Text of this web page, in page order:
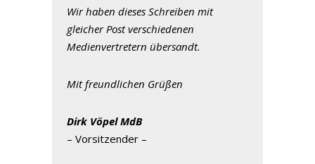
Wir haben dieses Schreiben mit
gleicher Post verschiedenen
Medienvertretern übersandt.
Mit freundlichen Grüßen
Dirk Vöpel MdB
– Vorsitzender –